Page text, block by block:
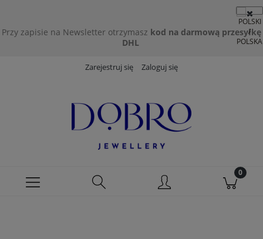
Przy zapisie na Newsletter otrzymasz kod na darmową przesyłkę
DHL
Zarejestruj się Zaloguj się